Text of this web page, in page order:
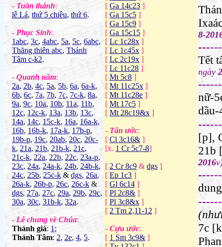
- Tuần thánh:
lễ Lá, thứ 5 chiều, thứ 6.
- Phục Sinh:
1abc, 3c, 4abc, 5a, 5c, 6abc,
Thăng thiên abc, Thánh
Tâm c-k2.
- Quanh năm:
2a, 2b, 4c, 5a, 5b, 6a, 6a-k,
6b, 6c, 7a, 7b, 7c, 7c-k, 8a,
9a, 9c, 10a, 10b, 11a, 11b,
12c, 12c-k, 13a, 13b, 13c,
14a, 14c, 15c-k, 16a, 16a-k,
16b, 16b-k, 17a-k, 17b-p,
19b-p, 19c, 20ab, 20c, 20c-
k, 21a, 21b, 21b-k, 21c,
21c-k, 22a, 22b, 22c, 23a-p,
23c, 24a, 24a-k, 24b, 24b-k,
24c, 25b, 25c-k & dgs, 26a,
26a-k, 26b-p, 26c, 26c-k &
dgs, 27a, 27c, 29a, 29b, 29c,
30a, 30c, 31b-k, 32a.
- Lễ chung về Chúa:
Thánh giá: 1 ;
Thánh Tâm: 2, 2e, 4, 5.
[ Ga 14c23 ]
[ Ga 15c5 ]
[ Ga 15c9 ]
[ Ga 15c15 ]
[ Lc 1c28x ]
[ Lc 1c45x ]
[ Lc 2c19x ]
[ Lc 11c28 ]
[ Mt 5c8 ]
[ Mt 11c25x ]
[ Mt 11c28e ]
[ Mt 17c5 ]
[ Mt 28c19&x ]
- Tân ước:
[ Cl 3c16& ]
[x. 1 Cr 5c7-8]
[ 2 Cr 8c9 & dgs ]
[ Ep 1c3 ]
[ Gl 6c14 ]
[ Pl 2c8& ]
[ Pl 3c8&x ]
[ 2 Tm 2,11-12 ]
- Cựu ước:
[ 1 Sm 3c9& ]
8-
------
Tết
ngày
------
nữ-
dầu-
------
[p],
21b
2016
------
------
7c